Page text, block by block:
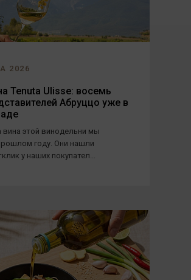
2026
Tenuta Ulisse: восемь
Абруццо уже в
этой винодельни мы
году. Они нашли
у наших покупател...